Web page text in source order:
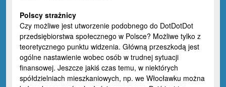
Polscy strażnicy
Czy możliwe jest utworzenie podobnego do DotDotDot
przedsiębiorstwa społecznego w Polsce? Możliwe tylko z
teoretycznego punktu widzenia. Główną przeszkodą jest
ogólne nastawienie wobec osób w trudnej sytuacji
finansowej. Jeszcze jakiś czas temu, w niektórych
spółdzielniach mieszkaniowych, np. we Włocławku można